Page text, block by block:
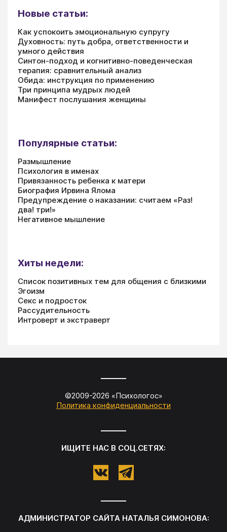
Новые статьи:
Как успокоить эмоциональную супругу
Духовность: путь добра, ответственности и
умного действия
Синтон-подход и когнитивно-поведенческая
терапия: сравнительный анализ
Обида: инструкция по применению
Три принципа мудрых людей
Манифест послушания женщины
Популярные статьи:
Размышление
Психология в именах
Привязанность ребенка к матери
Биография Ирвина Ялома
Предупреждение о наказании: считаем «Раз!
два! три!»
Негативное мышление
Хиты недели:
Список позитивных тем для общения с близкими
Эгоизм
Секс и подросток
Рассудительность
Интроверт и экстраверт
©2009-2026 «Психологос»
Политика конфиденциальности
ИЩИТЕ НАС В СОЦ.СЕТЯХ:
АДМИНИСТРАТОР САЙТА НАТАЛЬЯ СИМОНОВА: